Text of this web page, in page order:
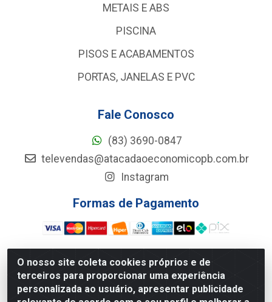
O nosso site coleta cookies próprios e de
terceiros para proporcionar uma experiência
personalizada ao usuário, apresentar publicidade
METAIS E ABS
PISCINA
PISOS E ACABAMENTOS
PORTAS, JANELAS E PVC
Fale Conosco
(83) 3690-0847
televendas@atacadaoeconomicopb.com.br
Instagram
Formas de Pagamento
Atacadão Econômico - Rua Jose Ferreira De Lima, 127 -
GALPÃO 102 - Jardim Veneza, João Pessoa/PB - CEP